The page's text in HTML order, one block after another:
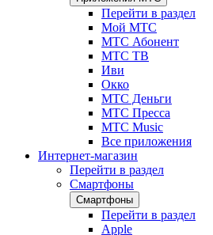
Перейти в раздел
Мой МТС
МТС Абонент
МТС ТВ
Иви
Окко
МТС Деньги
МТС Пресса
МТС Music
Все приложения
Интернет-магазин
Перейти в раздел
Смартфоны
Смартфоны
Перейти в раздел
Apple